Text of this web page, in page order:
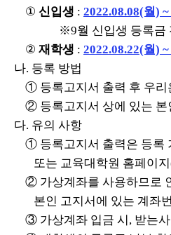
① 신입생 : 2022.08.08(월) ~
※9월 신입생 등록금
② 재학생 : 2022.08.22(월) ~
나. 등록 방법
① 등록고지서 출력 후 우
② 등록고지서 상에 있는
다. 유의 사항
① 등록고지서 출력은 등록
또는 교육대학원 홈페이지
② 가상계좌를 사용하므로
본인 고지서에 있는 계좌
③ 가상계좌 입금 시, 받는